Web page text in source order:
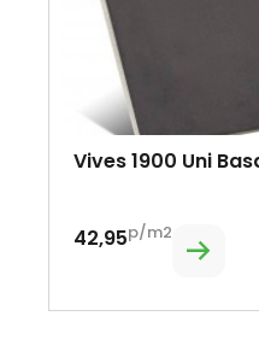
Vives 1900 Uni
42,95p/m2